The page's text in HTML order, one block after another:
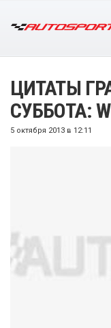
ЦИТАТЫ
СУББОТА:
5 октября 2013 в 12:11